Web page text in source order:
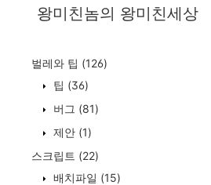
왕미친놈의 왕미친세상
벌레와 팁 (126)
팁 (36)
버그 (81)
제안 (1)
스크립트 (22)
배치파일 (15)